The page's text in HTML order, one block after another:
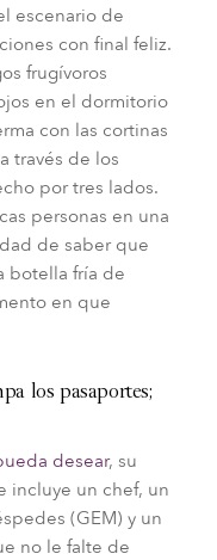
escenario de
con final feliz.
frugívoros
en el dormitorio
con las cortinas
través de los
por tres lados.
personas en una
de saber que
botella fría de
en que
los pasaportes;
desear, su
incluye un chef, un
(GEM) y un
no le falte de